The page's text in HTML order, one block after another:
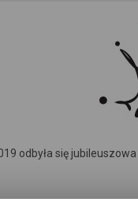
odbyła się
jednym z najstarszych